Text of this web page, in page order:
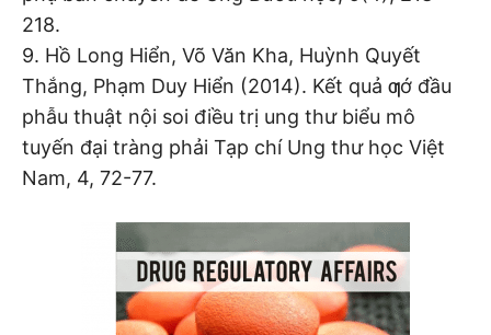
218.
9. Hồ Long Hiển, Võ Văn Kha, Huỳnh Quyết
Thắng, Phạm Duy Hiển (2014). Kết quả ƣớ đầu
phẫu thuật nội soi điều trị ung thư biểu mô
tuyến đại tràng phải Tạp chí Ung thư học Việt
Nam, 4, 72-77.